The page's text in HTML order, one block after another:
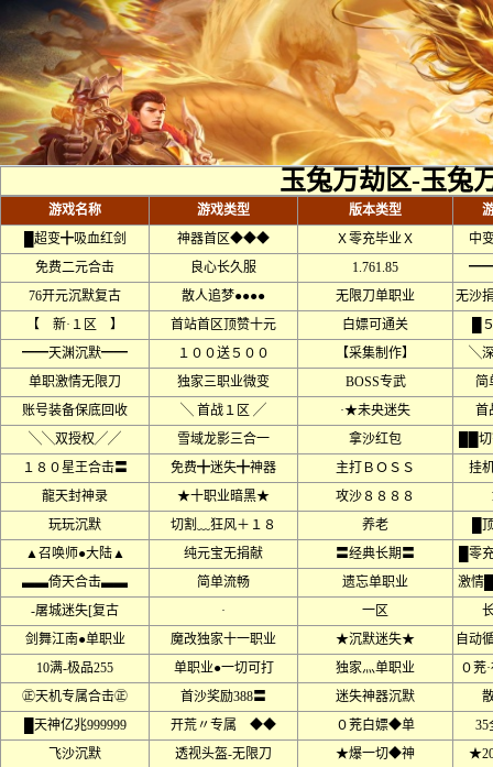
玉兔万劫区-玉兔
游戏名称 游戏类型 版本类型
█超变╋吸血红剑
神器首区◆◆◆ Ｘ零充毕业Ｘ
中
免费二元合击
良心长久服 1.761.85
76开元沉默复古
散人追梦●●●● 无限刀单职业
无沙
【 新·１区 】
首站首区顶赞十元 白嫖可通关
█
━━天渊沉默━━
１００送５００ 【采集制作】
╲
单职激情无限刀
独家三职业微变 BOSS专武
简
账号装备保底回收
╲ 首战１区 ╱ ·★未央迷失
首
╲╲双授权╱╱
雪域龙影三合一 拿沙红包
██
１８０星王合击〓
免费╋迷失╋神器 主打ＢＯＳＳ
挂
龍天封神录
★十职业暗黑★ 攻沙８８８８
玩玩沉默
切割﹏狂风＋１８ 养老
█
▲召唤师●大陆▲
纯元宝无捐献 〓经典长期〓
█零
▃▃倚天合击▃▃
简单流畅 遗忘单职业
激情
-屠城迷失[复古
· 一区
剑舞江南●单职业
魔改独家十一职业 ★沉默迷失★
自动
10满-极品255
单职业●一切可打 独家灬单职业
０茺
㊣天机专属合击㊣
首沙奖励388〓 迷失神器沉默
█天神亿兆999999
开荒〃专属 ◆◆ ０茺白嫖◆单
35
飞沙沉默
透视头盔-无限刀 ★爆一切◆神